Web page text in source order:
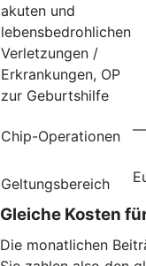
akuten und
lebensbedrohlichen
Verletzungen /
Erkrankungen, OP
zur Geburtshilfe
Chip-Operationen —
Geltungsbereich
Gleiche Kosten
Die monatlichen